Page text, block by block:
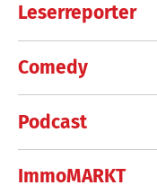
Leserreporter
Comedy
Podcast
ImmoMARKT